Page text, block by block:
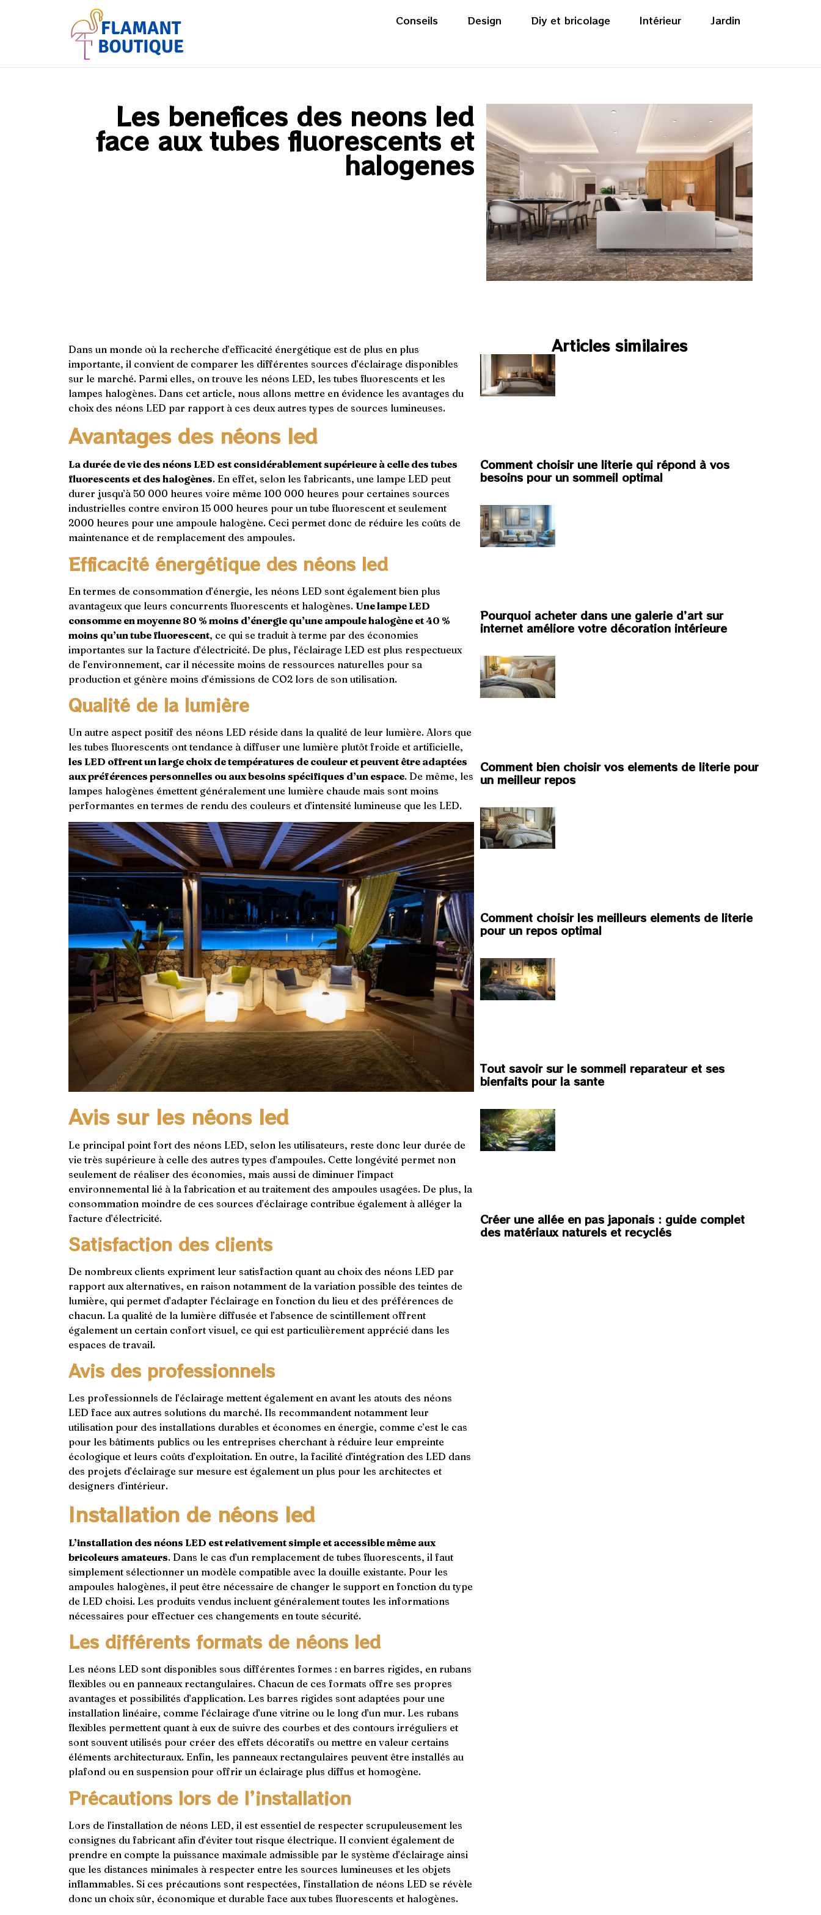
Conseils Design Diy et bricolage Intérieur Jardin
Les benefices des neons led
face aux tubes fluorescents et
halogenes
Dans un monde où la recherche d’efficacité énergétique est de plus en plus
importante, il convient de comparer les différentes sources d’éclairage disponibles
sur le marché. Parmi elles, on trouve les néons LED, les tubes fluorescents et les
lampes halogènes. Dans cet article, nous allons mettre en évidence les avantages du
choix des néons LED par rapport à ces deux autres types de sources lumineuses.
Avantages des néons led
La durée de vie des néons LED est considérablement supérieure à celle des tubes
fluorescents et des halogènes. En effet, selon les fabricants, une lampe LED peut
durer jusqu’à 50 000 heures voire même 100 000 heures pour certaines sources
industrielles contre environ 15 000 heures pour un tube fluorescent et seulement
2000 heures pour une ampoule halogène. Ceci permet donc de réduire les coûts de
maintenance et de remplacement des ampoules.
Efficacité énergétique des néons led
En termes de consommation d’énergie, les néons LED sont également bien plus
avantageux que leurs concurrents fluorescents et halogènes. Une lampe LED
consomme en moyenne 80 % moins d’énergie qu’une ampoule halogène et 40 %
moins qu’un tube fluorescent, ce qui se traduit à terme par des économies
importantes sur la facture d’électricité. De plus, l’éclairage LED est plus respectueux
de l’environnement, car il nécessite moins de ressources naturelles pour sa
production et génère moins d’émissions de CO2 lors de son utilisation.
Qualité de la lumière
Un autre aspect positif des néons LED réside dans la qualité de leur lumière. Alors que
les tubes fluorescents ont tendance à diffuser une lumière plutôt froide et artificielle,
les LED offrent un large choix de températures de couleur et peuvent être adaptées
aux préférences personnelles ou aux besoins spécifiques d’un espace. De même, les
lampes halogènes émettent généralement une lumière chaude mais sont moins
performantes en termes de rendu des couleurs et d’intensité lumineuse que les LED.
Avis sur les néons led
Le principal point fort des néons LED, selon les utilisateurs, reste donc leur durée de
vie très supérieure à celle des autres types d’ampoules. Cette longévité permet non
seulement de réaliser des économies, mais aussi de diminuer l’impact
environnemental lié à la fabrication et au traitement des ampoules usagées. De plus, la
consommation moindre de ces sources d’éclairage contribue également à alléger la
facture d’électricité.
Satisfaction des clients
De nombreux clients expriment leur satisfaction quant au choix des néons LED par
rapport aux alternatives, en raison notamment de la variation possible des teintes de
lumière, qui permet d’adapter l’éclairage en fonction du lieu et des préférences de
chacun. La qualité de la lumière diffusée et l’absence de scintillement offrent
également un certain confort visuel, ce qui est particulièrement apprécié dans les
espaces de travail.
Avis des professionnels
Les professionnels de l’éclairage mettent également en avant les atouts des néons
LED face aux autres solutions du marché. Ils recommandent notamment leur
utilisation pour des installations durables et économes en énergie, comme c’est le cas
pour les bâtiments publics ou les entreprises cherchant à réduire leur empreinte
écologique et leurs coûts d’exploitation. En outre, la facilité d’intégration des LED dans
des projets d’éclairage sur mesure est également un plus pour les architectes et
designers d’intérieur.
Installation de néons led
L’installation des néons LED est relativement simple et accessible même aux
bricoleurs amateurs. Dans le cas d’un remplacement de tubes fluorescents, il faut
simplement sélectionner un modèle compatible avec la douille existante. Pour les
ampoules halogènes, il peut être nécessaire de changer le support en fonction du type
de LED choisi. Les produits vendus incluent généralement toutes les informations
nécessaires pour effectuer ces changements en toute sécurité.
Les différents formats de néons led
Les néons LED sont disponibles sous différentes formes : en barres rigides, en rubans
flexibles ou en panneaux rectangulaires. Chacun de ces formats offre ses propres
avantages et possibilités d’application. Les barres rigides sont adaptées pour une
installation linéaire, comme l’éclairage d’une vitrine ou le long d’un mur. Les rubans
flexibles permettent quant à eux de suivre des courbes et des contours irréguliers et
sont souvent utilisés pour créer des effets décoratifs ou mettre en valeur certains
éléments architecturaux. Enfin, les panneaux rectangulaires peuvent être installés au
plafond ou en suspension pour offrir un éclairage plus diffus et homogène.
Précautions lors de l’installation
Lors de l’installation de néons LED, il est essentiel de respecter scrupuleusement les
consignes du fabricant afin d’éviter tout risque électrique. Il convient également de
prendre en compte la puissance maximale admissible par le système d’éclairage ainsi
que les distances minimales à respecter entre les sources lumineuses et les objets
inflammables. Si ces précautions sont respectées, l’installation de néons LED se révèle
donc un choix sûr, économique et durable face aux tubes fluorescents et halogènes.
Articles similaires
Comment choisir une literie qui répond à vos
besoins pour un sommeil optimal
Pourquoi acheter dans une galerie d’art sur
internet améliore votre décoration intérieure
Comment bien choisir vos elements de literie pour
un meilleur repos
Comment choisir les meilleurs elements de literie
pour un repos optimal
Tout savoir sur le sommeil reparateur et ses
bienfaits pour la sante
Créer une allée en pas japonais : guide complet
des matériaux naturels et recyclés